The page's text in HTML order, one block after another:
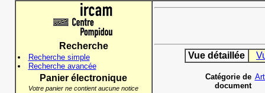
Recherche
Recherche simple
Recherche avancée
Panier électronique
Votre panier ne contient aucune notice
Vue détaillée
Catégorie de
document